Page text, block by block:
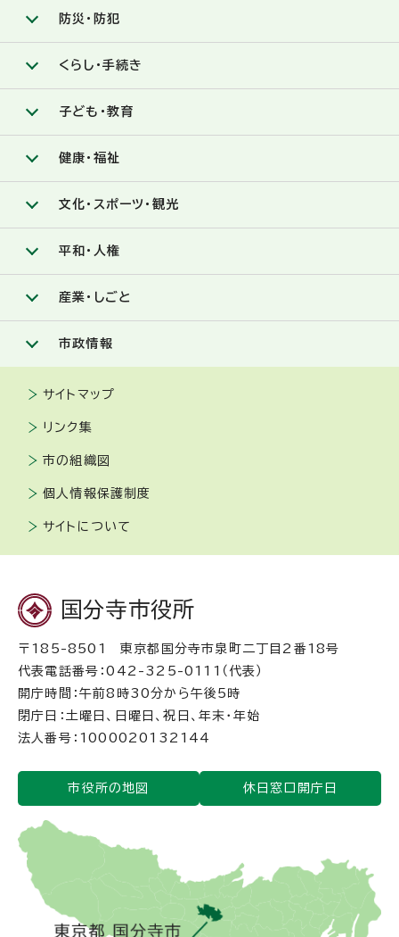
防災・防犯
くらし・手続き
子ども・教育
健康・福祉
文化・スポーツ・観光
平和・人権
産業・しごと
市政情報
サイトマップ
リンク集
市の組織図
個人情報保護制度
サイトについて
国分寺市役所
〒185-8501 東京都国分寺市泉町二丁目2番18号
代表電話番号：042-325-0111（代表）
開庁時間：午前8時30分から午後5時
閉庁日：土曜日、日曜日、祝日、年末・年始
法人番号：1000020132144
市役所の地図 休日窓口開庁日